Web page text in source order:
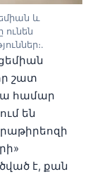
և
շատ
համար
են
է, քան